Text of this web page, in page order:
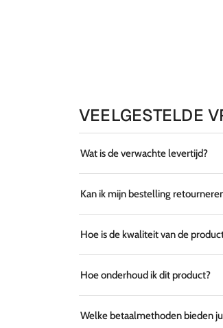
VEELGESTELDE
Wat is de verwachte levertijd?
Kan ik mijn bestelling
Hoe is de kwaliteit van de
Hoe onderhoud ik dit product?
Welke betaalmethoden bieden